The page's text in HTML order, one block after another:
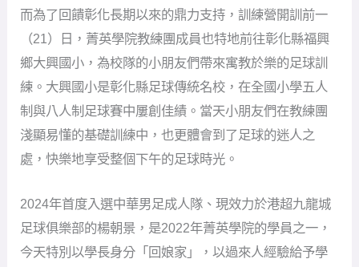
而為了回饋彰化長期以來的鼎力支持，訓練營開訓前一
（21）日，菁英學院教練團成員也特地前往彰化縣福興
鄉大興國小，為校隊的小朋友們帶來寓教於樂的足球訓
練。大興國小是彰化縣足球傳統名校，在全國小學五人
制與八人制足球賽中屢創佳績。當天小朋友們在教練團
淺顯易懂的基礎訓練中，也更體會到了足球的迷人之
處，快樂地享受整個下午的足球時光。
2024年首度入選中華男足成人隊、現效力於港超九龍城
足球俱樂部的楊朝景，是2022年菁英學院的學員之一，
今天特別以學長身分「回娘家」，以過來人經驗給予學